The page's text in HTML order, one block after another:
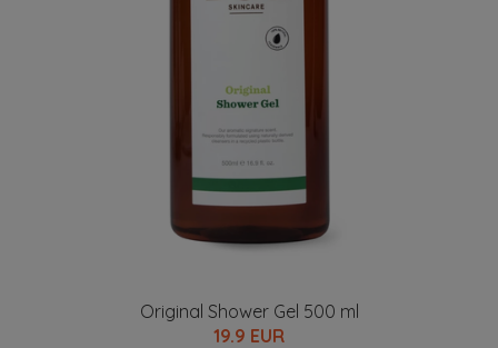
Original Shower Gel 500 ml
19.9 EUR